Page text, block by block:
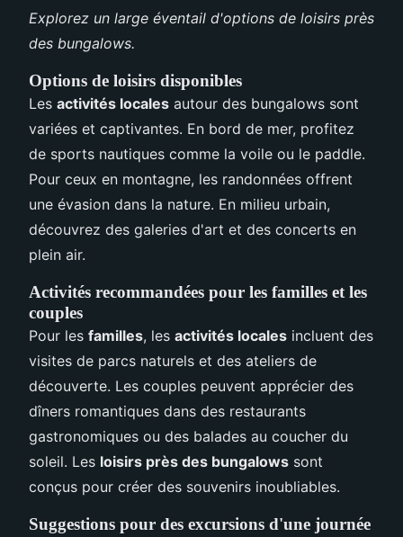
Explorez un large éventail d'options de loisirs près
des bungalows.
Options de loisirs disponibles
Les activités locales autour des bungalows sont
variées et captivantes. En bord de mer, profitez
de sports nautiques comme la voile ou le paddle.
Pour ceux en montagne, les randonnées offrent
une évasion dans la nature. En milieu urbain,
découvrez des galeries d'art et des concerts en
plein air.
Activités recommandées pour les familles et les
couples
Pour les familles, les activités locales incluent des
visites de parcs naturels et des ateliers de
découverte. Les couples peuvent apprécier des
dîners romantiques dans des restaurants
gastronomiques ou des balades au coucher du
soleil. Les loisirs près des bungalows sont
conçus pour créer des souvenirs inoubliables.
Suggestions pour des excursions d'une journée